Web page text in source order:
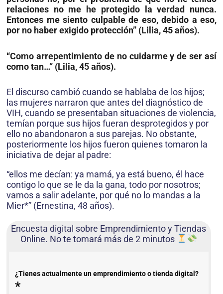
relaciones no me he protegido la verdad nunca.
Entonces me siento culpable de eso, debido a eso,
por no haber exigido protección” (Lilia, 45 años).
“Como arrepentimiento de no cuidarme y de ser así
como tan…” (Lilia, 45 años).
El discurso cambió cuando se hablaba de los hijos;
las mujeres narraron que antes del diagnóstico de
VIH, cuando se presentaban situaciones de violencia,
temían porque sus hijos fueran desprotegidos y por
ello no abandonaron a sus parejas. No obstante,
posteriormente los hijos fueron quienes tomaron la
iniciativa de dejar al padre:
“ellos me decían: ya mamá, ya está bueno, él hace
contigo lo que se le da la gana, todo por nosotros;
vamos a salir adelante, por qué no lo mandas a la
Mier*” (Ernestina, 48 años).
Encuesta digital sobre Emprendimiento y Tiendas
Online. No te tomará más de 2 minutos
¿Tienes actualmente un emprendimiento o tienda digital?
*